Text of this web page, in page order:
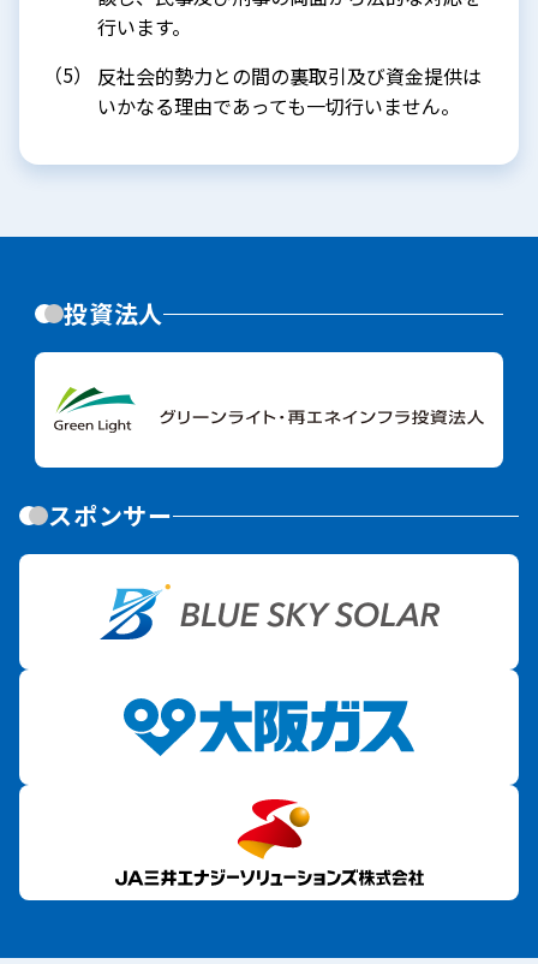
行います。
反社会的勢力との間の裏取引及び資金提供は
いかなる理由であっても一切行いません。
投資法人
スポンサー